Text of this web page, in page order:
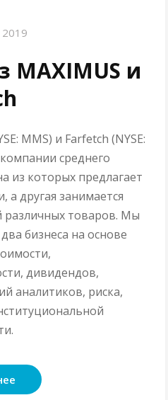
MAXIMUS и
MMS) и Farfetch (NYSE:
среднего
из которых предлагает
а другая занимается
различных товаров. Мы
бизнеса на основе
дивидендов,
аналитиков, риска,